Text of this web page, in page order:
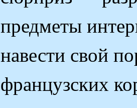
предметы
навести свой
французских